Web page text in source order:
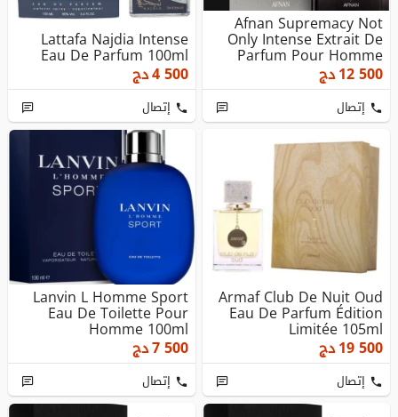
Afnan Supremacy Not
Only Intense Extrait De
Parfum Pour Homme
100ml
12 500دج
إتصال
Lattafa Najdia Intense
Eau De Parfum 100ml
4 500دج
إتصال
Armaf Club De Nuit Oud
Eau De Parfum Édition
Limitée 105ml
19 500دج
إتصال
Lanvin L Homme Sport
Eau De Toilette Pour
Homme 100ml
7 500دج
إتصال